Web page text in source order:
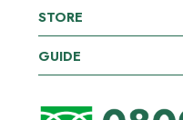
STORE
GUIDE